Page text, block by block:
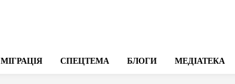
МІГРАЦІЯ СПЕЦТЕМА БЛОГИ МЕДІАТЕКА